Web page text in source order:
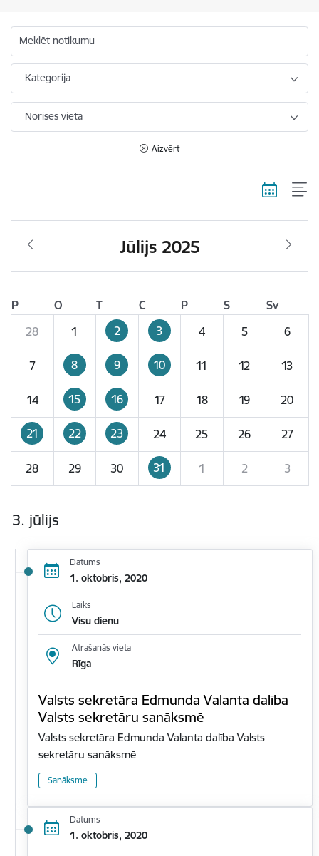
Meklēt notikumu
Kategorija
Norises vieta
Aizvērt
Jūlijs 2025
P O T C P S
Sv
28
1 2 3 4 5 6
7 8 9 10 11 12 13
14 15 16 17 18 19 20
21 22 23 24 25 26 27
28 29 30 31 1 2 3
3. jūlijs
Datums
1. oktobris, 2020
Laiks
Visu dienu
Atrašanās vieta
Rīga
Valsts sekretāra Edmunda Valanta dalība
Valsts sekretāru sanāksmē
Valsts sekretāra Edmunda Valanta dalība Valsts
sekretāru sanāksmē
Sanāksme
Datums
1. oktobris, 2020